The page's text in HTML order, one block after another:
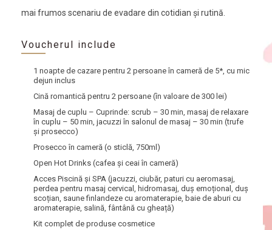
mai frumos scenariu de evadare din cotidian și rutină.
Voucherul include
1 noapte de cazare pentru 2 persoane în cameră de 5*, cu mic
dejun inclus
Cină romantică pentru 2 persoane (în valoare de 300 lei)
Masaj de cuplu – Cuprinde: scrub – 30 min, masaj de relaxare
în cuplu – 50 min, jacuzzi în salonul de masaj – 30 min (trufe
și prosecco)
Prosecco în cameră (o sticlă, 750ml)
Open Hot Drinks (cafea și ceai în cameră)
Acces Piscină și SPA (jacuzzi, ciubăr, paturi cu aeromasaj,
perdea pentru masaj cervical, hidromasaj, duș emoțional, duș
scoțian, saune finlandeze cu aromaterapie, baie de aburi cu
aromaterapie, salină, fântână cu gheață)
Kit complet de produse cosmetice